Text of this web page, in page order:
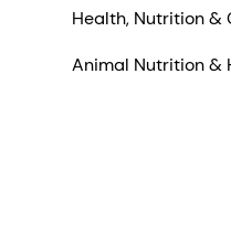
Health, Nutrition &
Animal Nutrition &